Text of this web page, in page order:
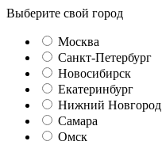
Выберите свой город
Москва
Санкт-Петербург
Новосибирск
Екатеринбург
Нижний Новгород
Самара
Омск